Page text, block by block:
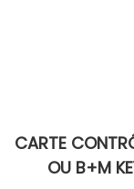
CARTE
OU B+M